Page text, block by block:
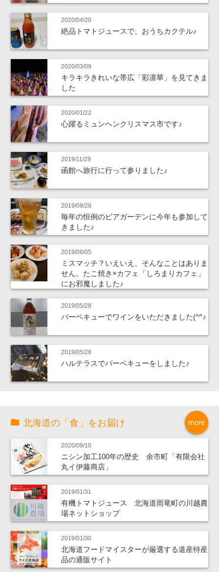
2020/04/20
絶品トマトジュースで、おうちカクテル♪
2020/03/09
キラキラきれいな帯広「彩凛華」を見てきま
した
2020/01/22
心躍るミュンヘンクリスマス市です♪
2019/11/29
函館へ旅行に行って参りました♪
2019/08/28
毎年の恒例のビアガーデンに今年も参加して
きました♪
2019/08/05
ミスマッチ？いえいえ、そんなことはありま
せん。たこ焼き×カフェ「しろまりカフェ」
にお邪魔しました♪
2019/05/28
バーベキューでワインをいただきました(^^♪
2019/05/28
ハルテラスでバーベキューをしました♪
more
北海道の「食」をお届け
2020/09/10
ニシン加工100年の歴史 余市町「有限会社
丸イ伊藤商店」
2019/01/31
有機トマトジュース 北海道雨竜町の川越農
場ネットショップ
2019/01/30
北海道フードマイスターが厳選する道産特産
品の通販サイト